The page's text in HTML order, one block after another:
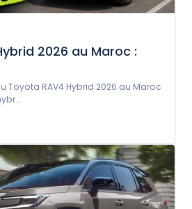
2026 au Maroc :
Toyota RAV4 Hybrid 2026 au Maroc